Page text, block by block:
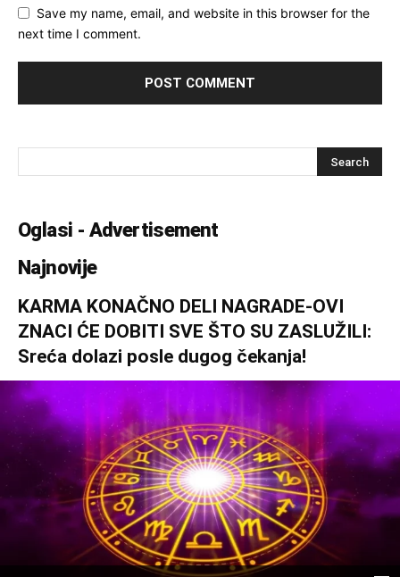
Save my name, email, and website in this browser for the
next time I comment.
Oglasi - Advertisement
Najnovije
KARMA KONAČNO DELI NAGRADE-OVI
ZNACI ĆE DOBITI SVE ŠTO SU ZASLUŽILI:
Sreća dolazi posle dugog čekanja!